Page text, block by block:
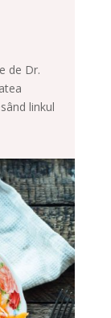
de Dr.
linkul